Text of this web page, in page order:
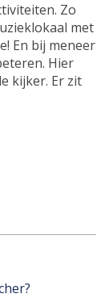
Zo
met
En bij meneer
Hier
kijker. Er zit